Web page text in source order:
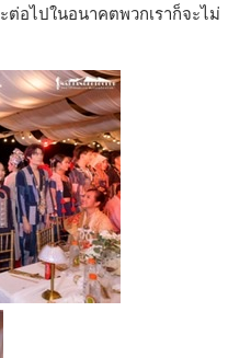
อไปในอนาคตพวกเราก็จะไม่